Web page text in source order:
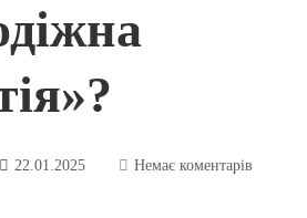
22.01.2025 Немає коментарів